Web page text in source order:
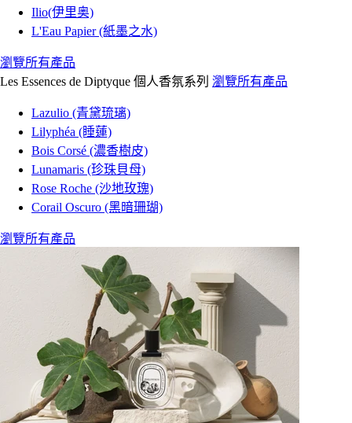
Ilio(伊里奥)
L'Eau Papier (紙墨之水)
瀏覽所有產品
Les Essences de Diptyque 個人香氛系列 瀏覽所有產品
Lazulio (青黛琉璃)
Lilyphéa (睡蓮)
Bois Corsé (濃香樹皮)
Lunamaris (珍珠貝母)
Rose Roche (沙地玫瑰)
Corail Oscuro (黑暗珊瑚)
瀏覽所有產品